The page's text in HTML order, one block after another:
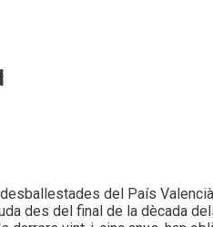
del País
des del final de la dècada